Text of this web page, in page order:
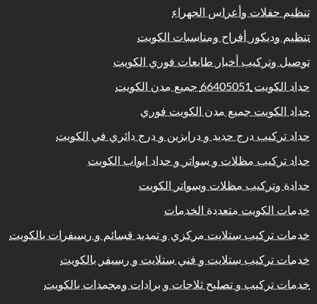
تنظيم حفلات وأعراس الجهراء
تنظيم وديكور أفراح ومناسبات الكويت
توصيل وتركيب أخبار طابعات فوري الكويت
حداد الكويت 66405051 جميع مدن الكويت
حداد الكويت جميع مدن الكويت فوري
حداد تركيب درج حديد و درابزين و درج دائري في الكويت
حداد تركيب مظلات و سواتر و حداد ابواب الكويت
حدادة وتركيب مظلات وسواتر الكويت
خدمات الكويت متعددة الخدمات
خدمات تركيب ستلايت مركزي و تمديد قسائم و رسيفرات بالكويت
خدمات تركيب ستلايت و فني ستلايت و رسيفر بالكويت
خدمات تركيب و تصليح ثلاجات و برادات ومجمدات بالكويت